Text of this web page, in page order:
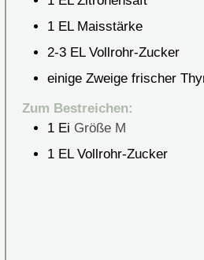
1 EL Maisstärke
2-3 EL Vollrohr-Zucker
einige Zweige frischer
Zum Bestreichen:
1 Ei Größe M
1 EL Vollrohr-Zucker